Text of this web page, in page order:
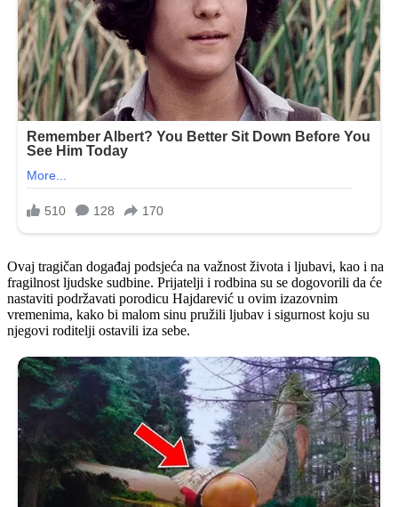
Ovaj tragičan događaj podsjeća na važnost života i ljubavi, kao i na
fragilnost ljudske sudbine. Prijatelji i rodbina su se dogovorili da će
nastaviti podržavati porodicu Hajdarević u ovim izazovnim
vremenima, kako bi malom sinu pružili ljubav i sigurnost koju su
njegovi roditelji ostavili iza sebe.